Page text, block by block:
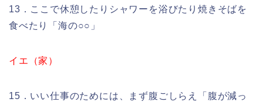
13．ここで休憩したりシャワーを浴びたり焼きそばを
食べたり「海の○○」
イエ（家）
15．いい仕事のためには、まず腹ごしらえ「腹が減っ